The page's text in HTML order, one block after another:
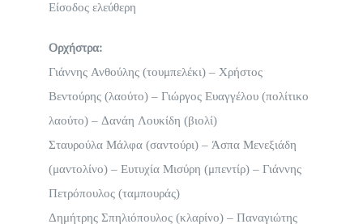
Είσοδος ελεύθερη
Ορχήστρα:
Γιάννης Ανθούλης (τουμπελέκι) – Χρήστος
Βεντούρης (λαούτο) – Γιώργος Ευαγγέλου (πολίτικο
λαούτο) – Δανάη Λουκίδη (βιολί)
Σταυρούλα Μάλφα (σαντούρι) – Άσπα Μενεξιάδη
(μαντολίνο) – Ευτυχία Μισύρη (μπεντίρ) – Γιάννης
Πετρόπουλος (ταμπουράς)
Δημήτρης Σπηλιόπουλος (κλαρίνο) – Παναγιώτης